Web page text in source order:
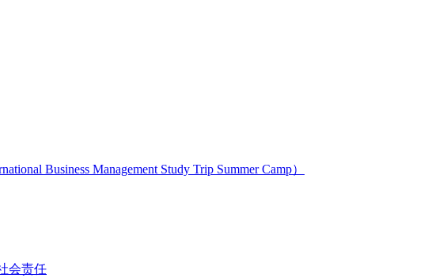
Business Management Study Trip Summer Camp）
会责任